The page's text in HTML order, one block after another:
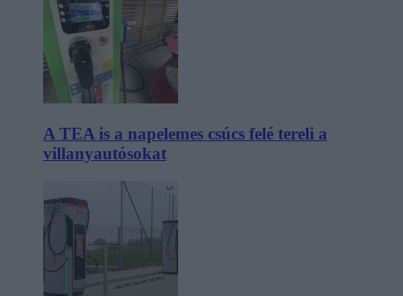
A TEA is a napelemes csúcs felé tereli a
villanyautósokat